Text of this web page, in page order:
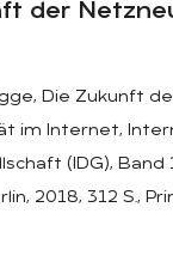
der
Die Zukunft
im Internet,
(IDG), Band
2018, 312 S.,